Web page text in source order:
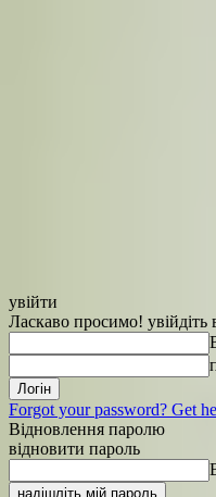
увійти
Ласкаво просимо! увійдіть
Forgot your password? Get
Відновлення паролю
відновити пароль